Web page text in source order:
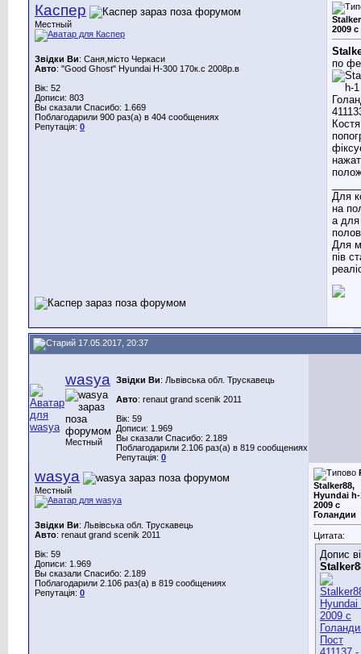
Каспер
Местный
Звідки Ви: Саня,місто Черкаси
Авто: "Good Ghost" Hyundai H-300 170к.с 2008р.в
Вік: 52
Дописи: 803
Вы сказали Спасибо: 1.669
Поблагодарили 900 раз(а) в 404 сообщениях
Репутація: 0
2009
по
Для
на
а для
Для
пів
17.05.2017, 20:37
wasya
Местный
Звідки Ви: Львівська обл. Трускавець
Авто: renaut grand scenik 2011
Вік: 59
Дописи: 1.969
Вы сказали Спасибо: 2.189
Поблагодарили 2.106 раз(а) в 819 сообщениях
Репутація: 0
wasya
Местный
Звідки Ви: Львівська обл. Трускавець
Авто: renaut grand scenik 2011
Вік: 59
Дописи: 1.969
Вы сказали Спасибо: 2.189
Поблагодарили 2.106 раз(а) в 819 сообщениях
Репутація: 0
Stalker88,
Hyundai h-
2009 с
Голандии
Цитата:
Допис